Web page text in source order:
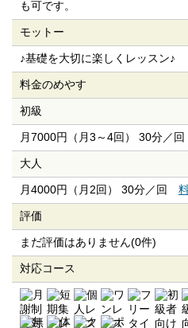
も可です。
モットー
♪基礎を大切に楽しくレッスン♪
料金のめやす
初級
月7000円（月3～4回） 30分／回
大人
月4000円（月2回） 30分／回
評価
まだ評価はありません(0件)
対応コース